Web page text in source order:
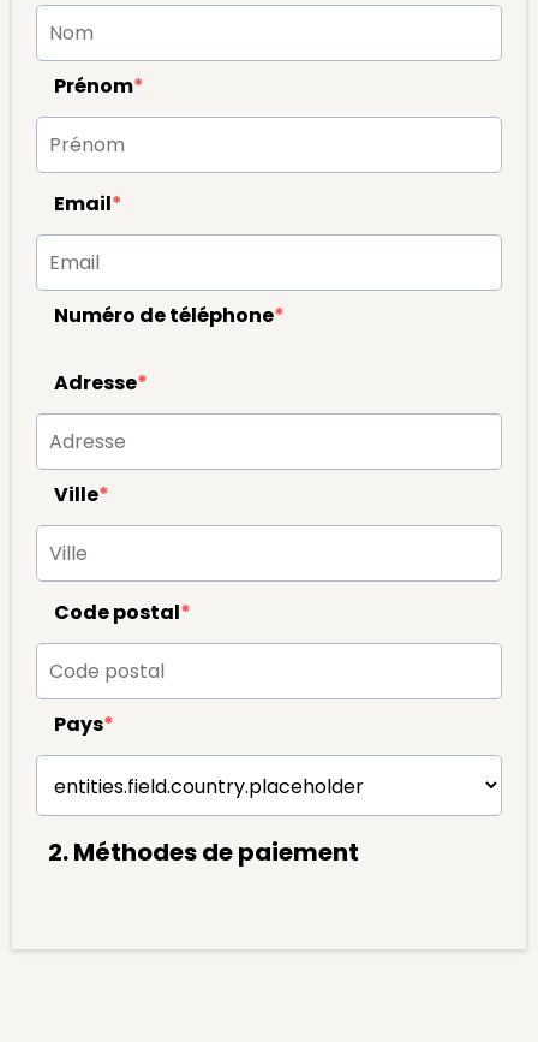
Prénom*
Email*
Numéro de téléphone*
Adresse*
Ville*
Code postal*
Pays*
2. Méthodes de paiement